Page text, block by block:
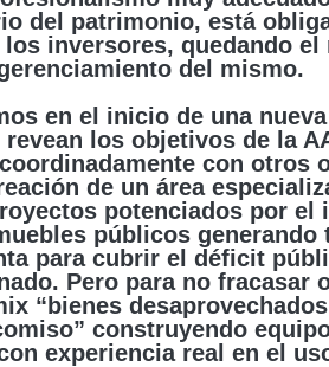
del patrimonio, está
inversores, quedando
del mismo.
en el inicio de una
los objetivos de la
con otros
de un área
potenciados por el
públicos
para cubrir el déficit
Pero para no fracasar
“bienes
construyendo
experiencia real en el